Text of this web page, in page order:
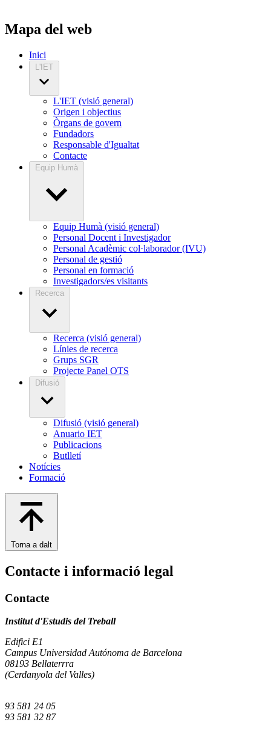
Mapa del web
Inici
L'IET
L'IET (visió general)
Origen i objectius
Òrgans de govern
Fundadors
Responsable d'Igualtat
Contacte
Equip Humà
Equip Humà (visió general)
Personal Docent i Investigador
Personal Acadèmic col·laborador (IVU)
Personal de gestió
Personal en formació
Investigadors/es visitants
Recerca
Recerca (visió general)
Línies de recerca
Grups SGR
Projecte Panel OTS
Difusió
Difusió (visió general)
Anuario IET
Publicacions
Butlletí
Notícies
Formació
Torna a dalt
Contacte i informació legal
Contacte
Institut d'Estudis del Treball
Edifici E1
Campus Universidad Autónoma de Barcelona
08193 Bellaterrra
(Cerdanyola del Valles)
93 581 24 05
93 581 32 87